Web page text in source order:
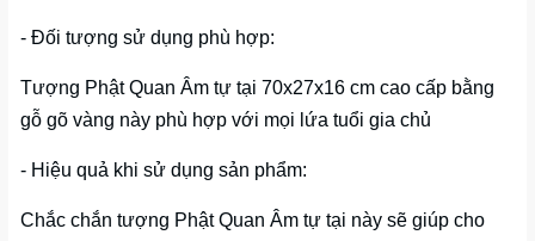
- Đối tượng sử dụng phù hợp:
Tượng Phật Quan Âm tự tại 70x27x16 cm cao cấp bằng
gỗ gõ vàng này phù hợp với mọi lứa tuổi gia chủ
- Hiệu quả khi sử dụng sản phẩm:
Chắc chắn tượng Phật Quan Âm tự tại này sẽ giúp cho